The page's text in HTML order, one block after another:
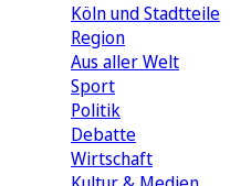
Köln und Stadtteile
Region
Aus aller Welt
Sport
Politik
Debatte
Wirtschaft